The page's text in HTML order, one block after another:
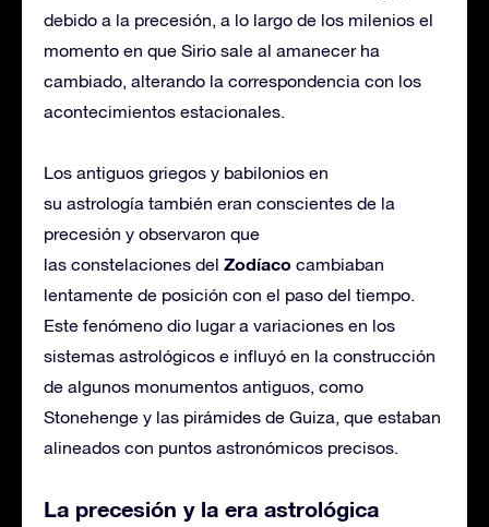
debido a la precesión, a lo largo de los milenios el
momento en que Sirio sale al amanecer ha
cambiado, alterando la correspondencia con los
acontecimientos estacionales.
Los antiguos griegos y babilonios en
su astrología también eran conscientes de la
precesión y observaron que
las constelaciones del Zodíaco cambiaban
lentamente de posición con el paso del tiempo.
Este fenómeno dio lugar a variaciones en los
sistemas astrológicos e influyó en la construcción
de algunos monumentos antiguos, como
Stonehenge y las pirámides de Guiza, que estaban
alineados con puntos astronómicos precisos.
La precesión y la era astrológica